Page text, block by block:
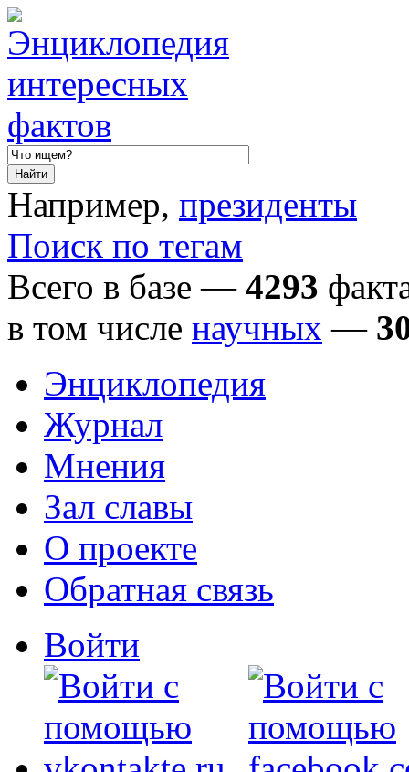
Например, президенты
Поиск по тегам
Всего в базе — 4293
в том числе научных —
Энциклопедия
Журнал
Мнения
Зал славы
О проекте
Обратная связь
Войти